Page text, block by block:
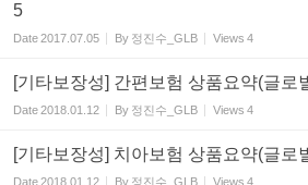
5
Date2017.07.05 By 정진수_GLB Views 4
[기타보장성] 간편보험 상품요약(글로
Date2018.01.12 By 정진수_GLB Views 4
[기타보장성] 치아보험 상품요약(글로
Date2018.01.12 By 정진수_GLB Views 4